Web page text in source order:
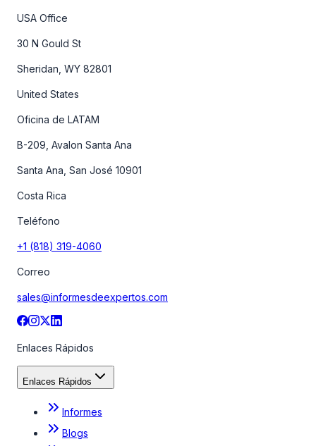
USA Office
30 N Gould St
Sheridan, WY 82801
United States
Oficina de LATAM
B-209, Avalon Santa Ana
Santa Ana, San José 10901
Costa Rica
Teléfono
+1 (818) 319-4060
Correo
sales@informesdeexpertos.com
Enlaces Rápidos
Enlaces Rápidos
Informes
Blogs